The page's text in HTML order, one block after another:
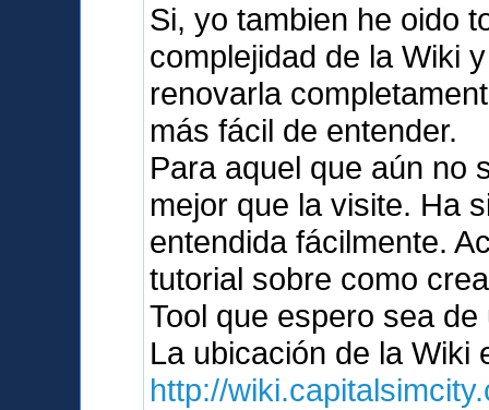
Si, yo tambien he oido
complejidad de la Wiki
renovarla
más fácil de entender.
Para aquel que aún no
mejor que la visite. Ha
entendida fácilmente.
tutorial sobre como
Tool que espero sea de
La ubicación de la Wiki
http://